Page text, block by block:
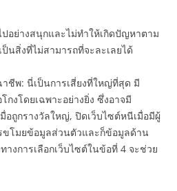
อย่างสนุกและไม่ทำให้เกิดปัญหาตาม
ป็นสิ่งที่ไม่สามารถที่จะละเลยได้
าชีพ: นี่เป็นการเสี่ยงที่ใหญ่ที่สุด มี
งโดยเฉพาะอย่างยิ่ง ซึ่งอาจมี
อถูกรางวัลใหญ่, ปิดเว็บไซต์หนีเมื่อมีผู้
ขโมยข้อมูลส่วนตัวและก็ข้อมูลด้าน
างการเลือกเว็บไซต์ในข้อที่ 4 จะช่วย